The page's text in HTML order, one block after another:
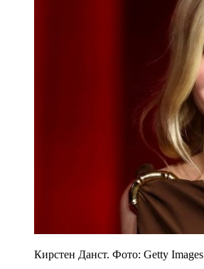
Кирстен Данст. Фото: Getty Images